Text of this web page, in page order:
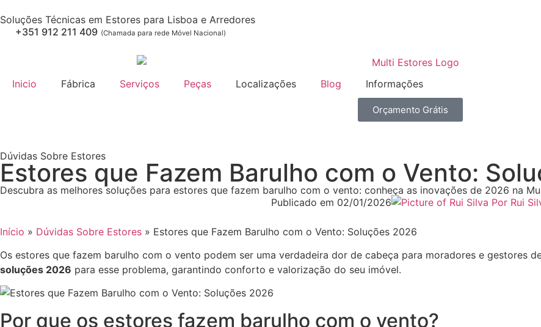
Soluções Técnicas em Estores para Lisboa e Arredores
+351 912 211 409 (Chamada para rede Móvel Nacional)
Inicio Fábrica Serviços Peças Localizações Blog Informações
Orçamento Grátis
Dúvidas Sobre Estores
Estores que Fazem Barulho com o Vento:
Descubra as melhores soluções para estores que fazem barulho com o vento: conheça as inovações de 2026 na
Publicado em 02/01/2026 Por Rui
Início » Dúvidas Sobre Estores » Estores que Fazem Barulho com o Vento: Soluções 2026
Os estores que fazem barulho com o vento podem ser uma verdadeira dor de cabeça para moradores e gestores
soluções 2026 para esse problema, garantindo conforto e valorização do seu imóvel.
Por que os estores fazem barulho com o vento?